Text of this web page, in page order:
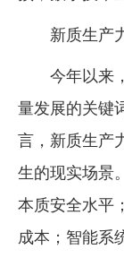
新质生产
今年以来
量发展的关键
言，新质生产
生的现实场景
本质安全水平
成本；智能系